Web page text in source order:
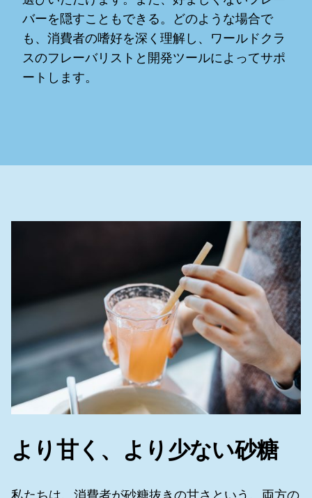
バーを隠すこともできる。どのような場合で
も、消費者の嗜好を深く理解し、ワールドクラ
スのフレーバリストと開発ツールによってサポ
ートします。
より甘く、より少ない砂糖